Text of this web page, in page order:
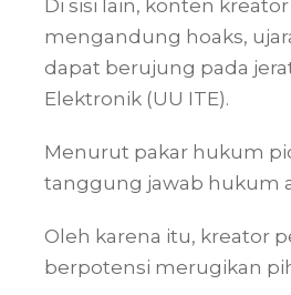
Di sisi lain, konten
mengandung hoaks,
dapat berujung pada
Elektronik (UU ITE).
Menurut pakar hukum
tanggung jawab hukum
Oleh karena itu, kreator
berpotensi merugikan